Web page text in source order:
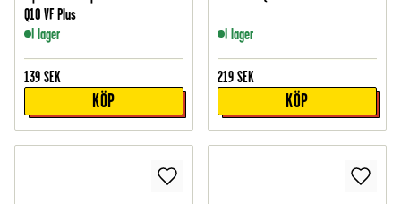
Q10 VF Plus
I lager
139 SEK
KÖP
I lager
219 SEK
KÖP